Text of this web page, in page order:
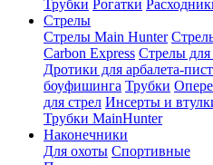
Трубки Рогатки
Стрелы
Стрелы Main Hunter
Carbon Express Стрелы для
Дротики для арбалета-
боуфишинга Трубки
для стрел Инсерты и
Трубки MainHunter
Наконечники
Для охоты Спортивные